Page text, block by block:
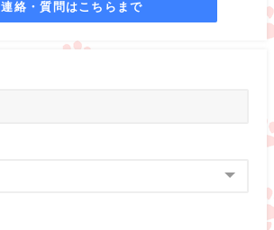
連絡・質問はこちらまで